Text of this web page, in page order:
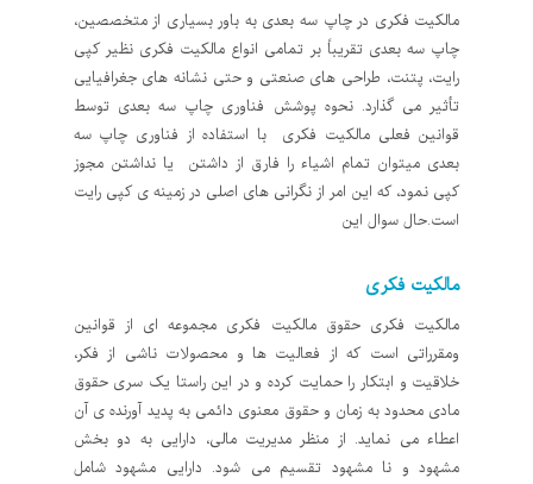
مالکیت فکری در چاپ سه بعدی به باور بسیاری از متخصصین،
چاپ سه بعدی تقریباً بر تمامی انواع مالکیت فکری نظیر کپی
رایت، پتنت، طراحی های صنعتی و حتی نشانه های جغرافیایی
تأثیر می گذارد. نحوه پوشش فناوری چاپ سه بعدی توسط
قوانین فعلی مالکیت فکری با استفاده از فناوری چاپ سه
بعدی میتوان تمام اشیاء را فارق از داشتن یا نداشتن مجوز
کپی نمود، که این امر از نگرانی های اصلی در زمینه ی کپی رایت
است.حال سوال این
مالکیت فکری
مالکیت فکری حقوق مالکیت فکری مجموعه ای از قوانین
ومقرراتی است که از فعالیت ها و محصولات ناشی از فکر،
خلاقیت و ابتکار را حمایت کرده و در این راستا یک سری حقوق
مادی محدود به زمان و حقوق معنوی دائمی به پدید آورنده ی آن
اعطاء می نماید. از منظر مدیریت مالی، دارایی به دو بخش
مشهود و نا مشهود تقسیم می شود. دارایی مشهود شامل